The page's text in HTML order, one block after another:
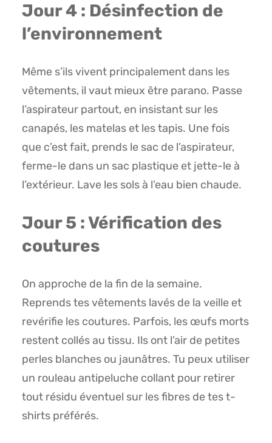
Jour 4 : Désinfection de
l’environnement
Même s’ils vivent principalement dans les
vêtements, il vaut mieux être parano. Passe
l’aspirateur partout, en insistant sur les
canapés, les matelas et les tapis. Une fois
que c’est fait, prends le sac de l’aspirateur,
ferme-le dans un sac plastique et jette-le à
l’extérieur. Lave les sols à l’eau bien chaude.
Jour 5 : Vérification des
coutures
On approche de la fin de la semaine.
Reprends tes vêtements lavés de la veille et
revérifie les coutures. Parfois, les œufs morts
restent collés au tissu. Ils ont l’air de petites
perles blanches ou jaunâtres. Tu peux utiliser
un rouleau antipeluche collant pour retirer
tout résidu éventuel sur les fibres de tes t-
shirts préférés.